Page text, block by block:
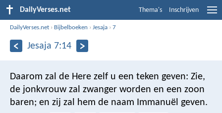
DailyVerses.net Thema's Inschrijven
DailyVerses.net › Bijbelboeken ›Jesaja ›7
Jesaja 7:14
Daarom zal de Here zelf u een teken geven: Zie,
de jonkvrouw zal zwanger worden en een zoon
baren; en zij zal hem de naam Immanuël geven.